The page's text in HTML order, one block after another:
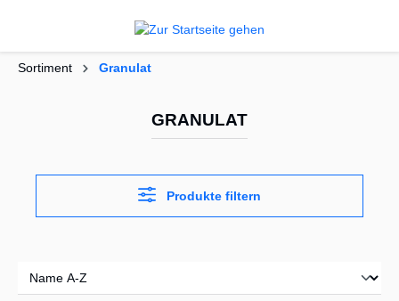
Sortiment Granulat
GRANULAT
Produkte filtern